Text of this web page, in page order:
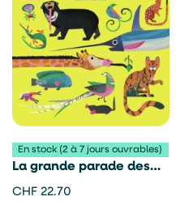
En stock (2 à 7 jours ouvrables)
La grande parade des
animaux – Natasha
CHF 22.70